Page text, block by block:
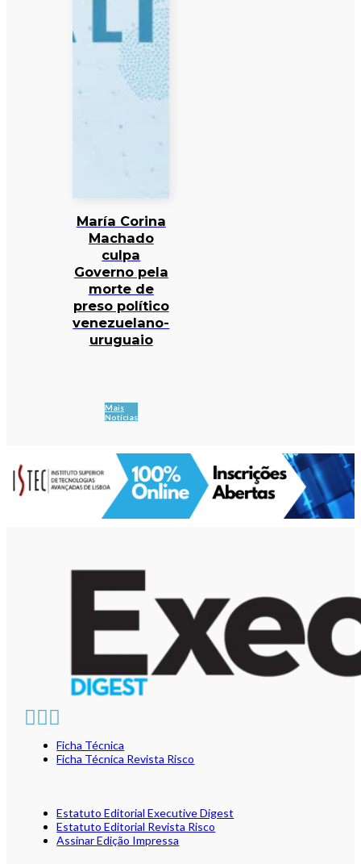
María Corina
Machado
culpa
Governo pela
morte de
preso político
venezuelano-
uruguaio
Mais
Notícias
Ficha Técnica
Ficha Técnica Revista Risco
Estatuto Editorial Executive Digest
Estatuto Editorial Revista Risco
Assinar Edição Impressa